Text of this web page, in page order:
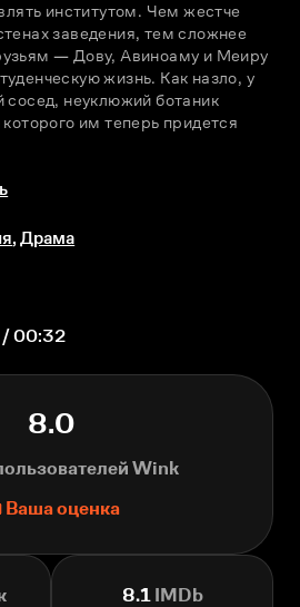
институтом. Чем жестче
заведения, тем сложнее
— Дову, Авиноаму и Меиру
жизнь. Как назло, у
сосед, неуклюжий ботаник
им теперь придется
,Драма
/ 00:32
8.0
Wink
Ваша оценка
8.1IMDb